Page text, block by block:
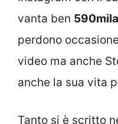
vanta ben
perdono
video ma anche
anche la sua vita
Tanto si è scritto